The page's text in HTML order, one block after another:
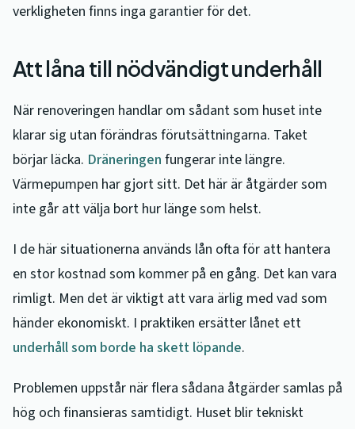
verkligheten finns inga garantier för det.
Att låna till nödvändigt underhåll
När renoveringen handlar om sådant som huset inte
klarar sig utan förändras förutsättningarna. Taket
börjar läcka. Dräneringen fungerar inte längre.
Värmepumpen har gjort sitt. Det här är åtgärder som
inte går att välja bort hur länge som helst.
I de här situationerna används lån ofta för att hantera
en stor kostnad som kommer på en gång. Det kan vara
rimligt. Men det är viktigt att vara ärlig med vad som
händer ekonomiskt. I praktiken ersätter lånet ett
underhåll som borde ha skett löpande.
Problemen uppstår när flera sådana åtgärder samlas på
hög och finansieras samtidigt. Huset blir tekniskt